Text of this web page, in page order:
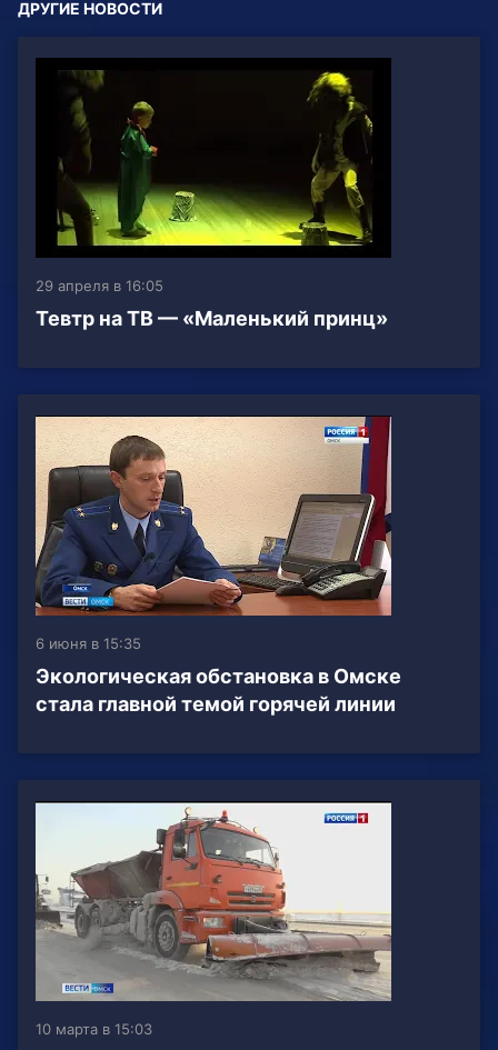
ДРУГИЕ НОВОСТИ
29 апреля в 16:05
Тевтр на ТВ — «Маленький принц»
6 июня в 15:35
Экологическая обстановка в Омске
стала главной темой горячей линии
10 марта в 15:03